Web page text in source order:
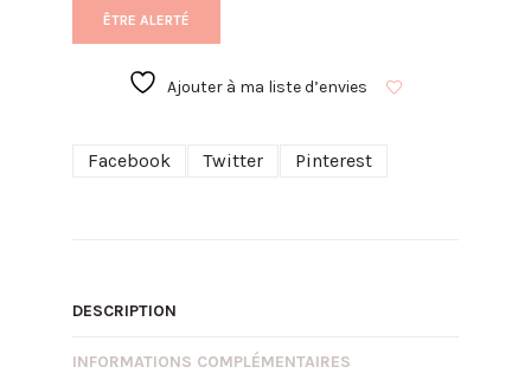
ÊTRE ALERTÉ
Ajouter à ma liste d’envies
Facebook Twitter Pinterest
DESCRIPTION
INFORMATIONS COMPLÉMENTAIRES